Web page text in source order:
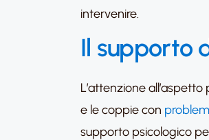
intervenire.
Il supporto
L’attenzione
e le coppie con
supporto psicologico